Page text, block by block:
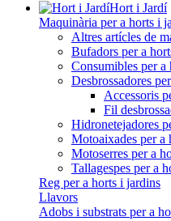
Hort i Jardí
Maquinària per a horts i
Altres artícles de
Bufadors per a
Consumibles per a
Desbrossadores
Accessoris
Fil
Hidronetejadores
Motoaixades per a
Motoserres per a
Tallagespes per a
Reg per a horts i jardins
Llavors
Adobs i substrats per a